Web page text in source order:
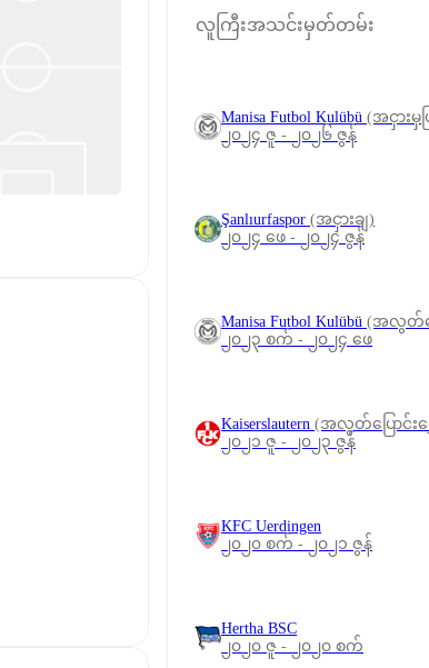
လူကြီးအသင်းမှတ်တမ်း
Manisa Futbol Kulübü (အငှားမှ
၂၀၂၄ ဇူ - ၂၀၂၆ ဇွန်
Şanlıurfaspor (အငှားချ)
၂၀၂၄ ဖေ - ၂၀၂၄ ဇွန်
Manisa Futbol Kulübü (အလွတ်ပ
၂၀၂၃ စက် - ၂၀၂၄ ဖေ
Kaiserslautern (အလွတ်ပြောင်း
၂၀၂၁ ဇူ - ၂၀၂၃ ဇွန်
KFC Uerdingen
၂၀၂၀ စက် - ၂၀၂၁ ဇွန်
Hertha BSC
၂၀၂၀ ဇူ - ၂၀၂၀ စက်